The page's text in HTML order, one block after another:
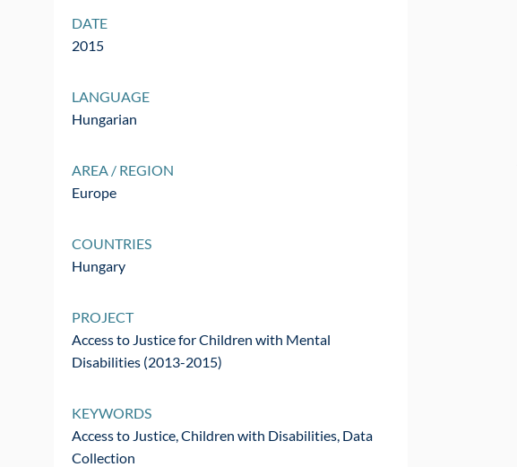
DATE
2015
LANGUAGE
Hungarian
AREA / REGION
Europe
COUNTRIES
Hungary
PROJECT
Access to Justice for Children with Mental
Disabilities (2013-2015)
KEYWORDS
Access to Justice, Children with Disabilities, Data
Collection